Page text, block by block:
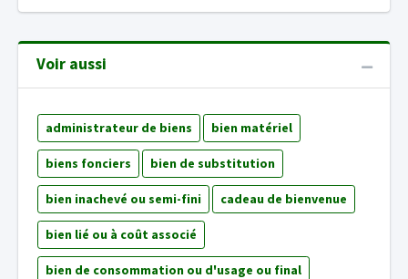
Voir aussi
administrateur de biens bien matériel
biens fonciers bien de substitution
bien inachevé ou semi-fini cadeau de bienvenue
bien lié ou à coût associé
bien de consommation ou d'usage ou final